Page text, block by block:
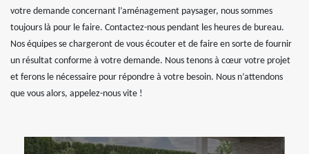
votre demande concernant l’aménagement paysager, nous sommes
toujours là pour le faire. Contactez-nous pendant les heures de bureau.
Nos équipes se chargeront de vous écouter et de faire en sorte de fournir
un résultat conforme à votre demande. Nous tenons à cœur votre projet
et ferons le nécessaire pour répondre à votre besoin. Nous n’attendons
que vous alors, appelez-nous vite !